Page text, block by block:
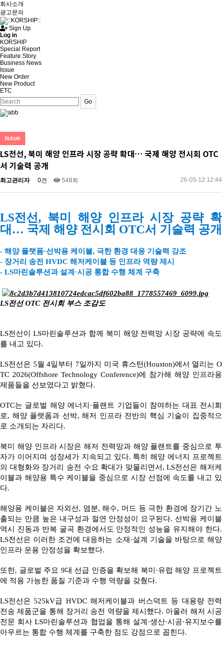
회사소개
광고문의
Sign Up
Log in
KORSHIP
Special Report
Feature Story
Business News
Issue
New Order
New Product
ETC
Go
Issue
LS전선, 북미 해양 인프라 시장 공략 확대… 국제 해양 전시회 OTC
서 기술력 공개
최고관리자 0건 548회 26-05-12 12:44
LS전선, 북미 해양 인프라 시장 공략 확
대… 국제 해양 전시회 OTC서 기술력 공개
- 해양 플랫폼·선박용 케이블, 극한 환경 대응 기술력 강조
- 장거리 송전 HVDC 해저케이블 등 인프라 역량 제시
- LS마린솔루션과 설계·시공 통합 수행 체계 구축
LS전선 OTC 전시회 부스 조감도
LS전선이 LS마린솔루션과 함께 북미 해양 전력망 시장 공략에 속도
를 내고 있다.
LS전선은 5월 4일부터 7일까지 미국 휴스턴(Houston)에서 열리는 O
TC 2026(Offshore Technology Conference)에 참가해 해양 인프라용
제품들을 선보였다고 밝혔다.
OTC는 글로벌 해양 에너지·플랜트 기업들이 참여하는 대표 전시회
로, 해양 플랫폼과 선박, 해저 인프라 전반의 핵심 기술이 집중적으
로 소개되는 자리다.
북미 해양 인프라 시장은 해저 전력망과 해양 플랜트를 중심으로 투
자가 이어지며 성장세가 지속되고 있다. 특히 해양 에너지 프로젝트
의 대형화와 장거리 송전 수요 확대가 맞물리면서, LS전선은 해저케
이블과 해양용 특수 케이블을 중심으로 시장 선점에 속도를 내고 있
다.
해양용 케이블은 자외선, 염분, 해수, 머드 등 극한 환경에 장기간 노
출되는 만큼 높은 내구성과 절연 안정성이 요구된다. 선박용 케이블
역시 진동과 반복 굴곡 환경에서도 안정적인 성능을 유지해야 한다.
LS전선은 이러한 조건에 대응하는 소재·설계 기술을 바탕으로 해양
인프라 운용 안정성을 확보했다.
또한, 글로벌 주요 9대 선급 인증을 확보해 북미·유럽 해양 프로젝트
에 적용 가능한 품질 기준과 수행 역량을 갖췄다.
LS전선은 525kV급 HVDC 해저케이블과 버스덕트 등 대용량 전력
전송 제품군을 통해 장거리 송전 역량을 제시했다. 아울러 해저 시공
전문 회사 LS마린솔루션과 협업을 통해 설계·생산·시공·유지보수를
아우르는 통합 수행 체계를 구축한 점도 강점으로 꼽힌다.